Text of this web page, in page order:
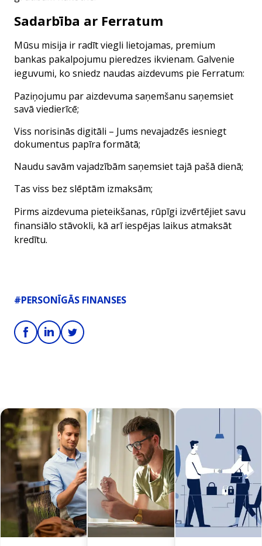
Sadarbība ar Ferratum
Mūsu misija ir radīt viegli lietojamas, premium
bankas pakalpojumu pieredzes ikvienam. Galvenie
ieguvumi, ko sniedz naudas aizdevums pie Ferratum:
Paziņojumu par aizdevuma saņemšanu saņemsiet
savā viedierīcē;
Viss norisinās digitāli – Jums nevajadzēs iesniegt
dokumentus papīra formātā;
Naudu savām vajadzībām saņemsiet tajā pašā dienā;
Tas viss bez slēptām izmaksām;
Pirms aizdevuma pieteikšanas, rūpīgi izvērtējiet savu
finansiālo stāvokli, kā arī iespējas laikus atmaksāt
kredītu.
#PERSONĪGĀS FINANSES